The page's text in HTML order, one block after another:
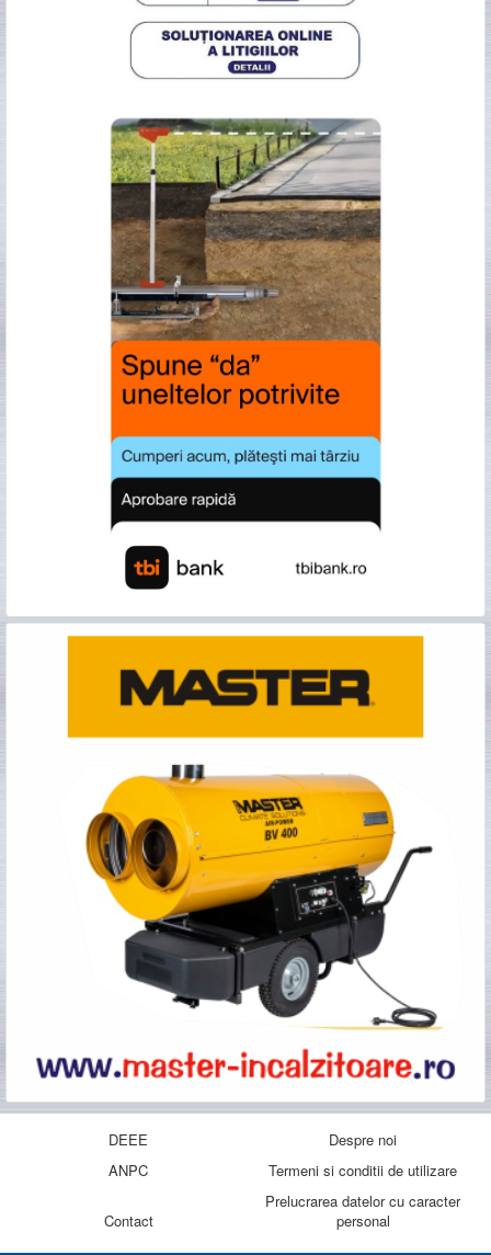
DEEE
Despre noi
ANPC
Termeni si conditii de utilizare
Contact
Prelucrarea datelor cu caracter
personal